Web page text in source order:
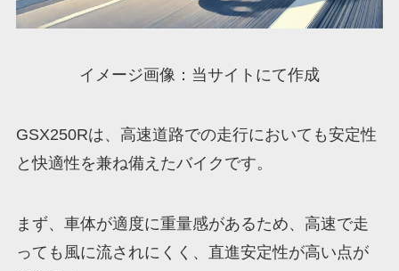
イメージ画像：当サイトにて作成
GSX250Rは、高速道路での走行においても安定性
と快適性を兼ね備えたバイクです。
まず、車体が適度に重量感があるため、高速で走
っても風に流されにくく、直進安定性が高い点が